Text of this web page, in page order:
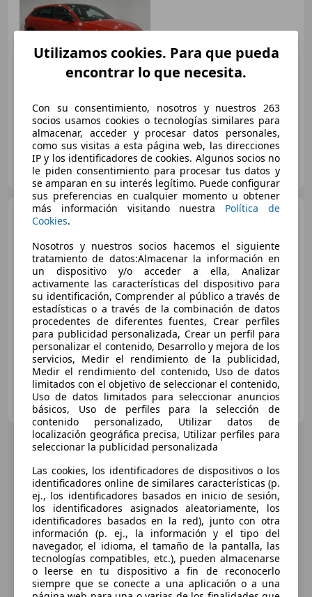
€ 25.600
comparación
TELENAUTO, Audi y Volkswagen
ES-24700 ASTORGA
Skoda Scala 1.0 TSI Monte
€ 26.800 1
Sin comparación
03/2026 5.000 km Gasolina 85 kW (116 CV)
PALAUSA ESLAUTO LEON VO
ES-24005 LEON
Utilizamos cookies. Para que pueda
encontrar lo que necesita.
Con su consentimiento, nosotros y nuestros 263
socios usamos cookies o tecnologías similares para
almacenar, acceder y procesar datos personales,
como sus visitas a esta página web, las direcciones
IP y los identificadores de cookies. Algunos socios no
le piden consentimiento para procesar tus datos y
se amparan en su interés legítimo. Puede configurar
sus preferencias en cualquier momento u obtener
más información visitando nuestra Política de
Cookies.
Nosotros y nuestros socios hacemos el siguiente
tratamiento de datos:Almacenar la información en
un dispositivo y/o acceder a ella, Analizar
activamente las características del dispositivo para
su identificación, Comprender al público a través de
estadísticas o a través de la combinación de datos
procedentes de diferentes fuentes, Crear perfiles
para publicidad personalizada, Crear un perfil para
personalizar el contenido, Desarrollo y mejora de los
servicios, Medir el rendimiento de la publicidad,
Medir el rendimiento del contenido, Uso de datos
limitados con el objetivo de seleccionar el contenido,
Uso de datos limitados para seleccionar anuncios
básicos, Uso de perfiles para la selección de
contenido personalizado, Utilizar datos de
localización geográfica precisa, Utilizar perfiles para
seleccionar la publicidad personalizada
Las cookies, los identificadores de dispositivos o los
identificadores online de similares características (p.
ej., los identificadores basados en inicio de sesión,
los identificadores asignados aleatoriamente, los
identificadores basados en la red), junto con otra
información (p. ej., la información y el tipo del
navegador, el idioma, el tamaño de la pantalla, las
tecnologías compatibles, etc.), pueden almacenarse
o leerse en tu dispositivo a fin de reconocerlo
siempre que se conecte a una aplicación o a una